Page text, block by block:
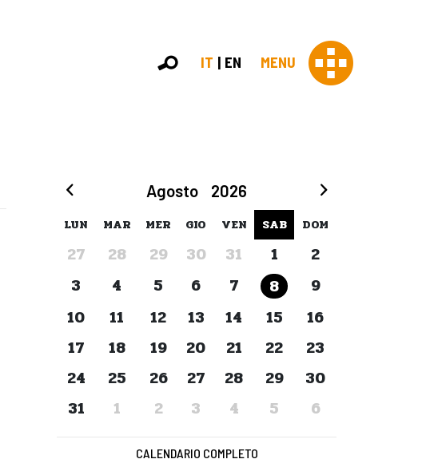
IT EN MENU
Agosto 2026
LUN MAR MER GIO VEN SAB DOM
27 28 29 30 31 1
2
3
4 5 6 7 8
9
10
11 12 13 14 15
16
17
18 19 20 21 22
23
24
25 26 27 28 29
30
31
1 2 3 4 5 6
CALENDARIO COMPLETO